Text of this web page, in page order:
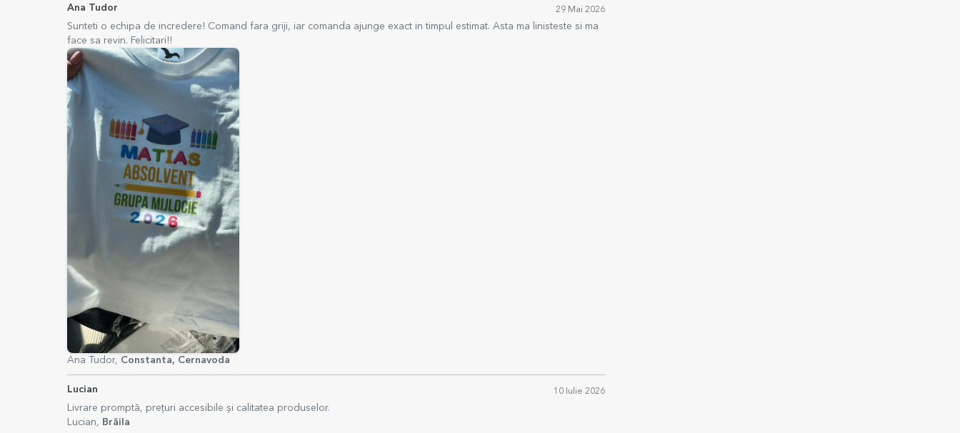
Ana Tudor 29 Mai 2026
Sunteti o echipa de incredere! Comand fara griji, iar comanda ajunge exact in timpul estimat. Asta ma linisteste si ma
face sa revin. Felicitari!!
Ana Tudor, Constanta, Cernavoda
Lucian 10 Iulie 2026
Livrare promptă, prețuri accesibile și calitatea produselor.
Lucian, Brăila